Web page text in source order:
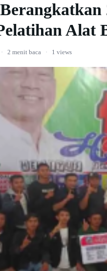
Alat
· 2 menit baca · 1 views